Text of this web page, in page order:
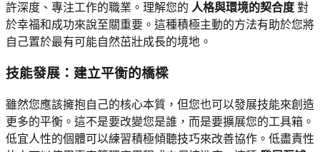
許深度、專注工作的職業。理解您的 人格與環境的契合度 對
於幸福和成功來說至關重要。這種積極主動的方法有助於您將
自己置於最有可能自然茁壯成長的境地。
技能發展：建立平衡的橋樑
雖然您應該擁抱自己的核心本質，但您也可以發展技能來創造
更多的平衡。這不是要改變您是誰，而是要擴展您的工具箱。
低宜人性的個體可以練習積極傾聽技巧來改善協作。低盡責性